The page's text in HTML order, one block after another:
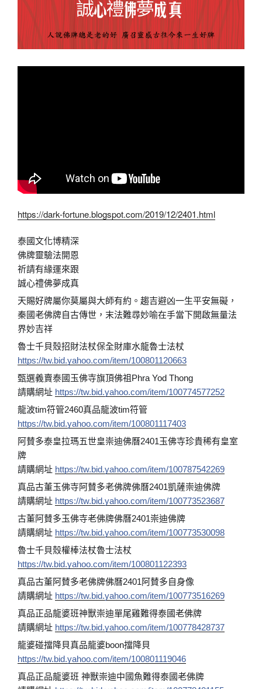
https://dark-fortune.blogspot.com/2019/12/2401.html
泰國文化博精深
佛牌靈驗法開恩
祈請有緣運來跟
誠心禮佛夢成真
天賜好牌屬你莫屬與大師有約。趨吉避凶一生平安無礙，
秦國老佛牌自古傳世，末法難尋妙喻在手當下開啟無量法
界妙吉祥
魯士千貝殼招財法杖保全財庫水龍魯士法杖
https://tw.bid.yahoo.com/item/100801120663
甄選義賣泰國玉佛寺旗頂佛祖Phra Yod Thong
請購網址 https://tw.bid.yahoo.com/item/100774577252
龍波tim符管2460真品龍波tim符管
https://tw.bid.yahoo.com/item/100801117403
阿賛多泰皇拉瑪五世皇崇迪佛曆2401玉佛寺珍貴稀有皇室
牌
請購網址 https://tw.bid.yahoo.com/item/100787542269
真品古董玉佛寺阿賛多老佛牌佛曆2401凱薩崇迪佛牌
請購網址 https://tw.bid.yahoo.com/item/100773523687
古董阿賛多玉佛寺老佛牌佛曆2401崇迪佛牌
請購網址 https://tw.bid.yahoo.com/item/100773530098
魯士千貝殼權棒法杖魯士法杖
https://tw.bid.yahoo.com/item/100801122393
真品古董阿賛多老佛牌佛曆2401阿賛多自身像
請購網址 https://tw.bid.yahoo.com/item/100773516269
真品正品龍婆班神獸崇迪單尾雞難得泰國老佛牌
請購網址 https://tw.bid.yahoo.com/item/100778428737
龍婆碰擋降貝真品龍婆boon擋降貝
https://tw.bid.yahoo.com/item/100801119046
真品正品龍婆班 神獸崇迪中國魚難得泰國老佛牌